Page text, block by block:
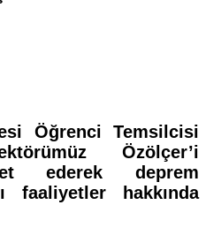
Öğrenci Temsilcisi
Özölçer’i
ederek deprem
faaliyetler hakkında